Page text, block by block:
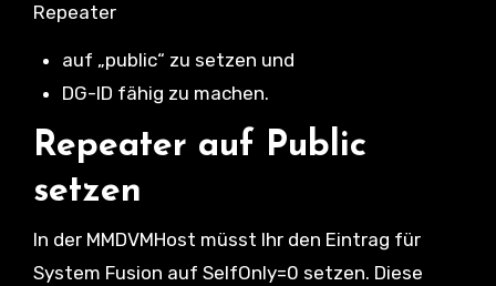
Repeater
auf „public“ zu setzen und
DG-ID fähig zu machen.
Repeater auf Public
setzen
In der MMDVMHost müsst Ihr den Eintrag für
System Fusion auf SelfOnly=0 setzen. Diese